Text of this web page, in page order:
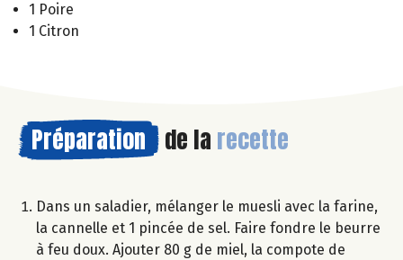
1 Poire
1 Citron
Préparation de la recette
Dans un saladier, mélanger le muesli avec la farine,
la cannelle et 1 pincée de sel. Faire fondre le beurre
à feu doux. Ajouter 80 g de miel, la compote de